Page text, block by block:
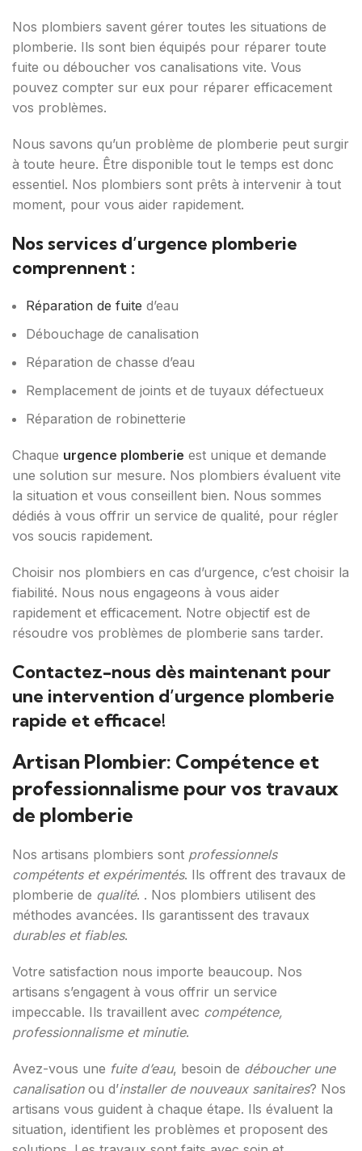
Nos plombiers savent gérer toutes les situations de
plomberie. Ils sont bien équipés pour réparer toute
fuite ou déboucher vos canalisations vite. Vous
pouvez compter sur eux pour réparer efficacement
vos problèmes.
Nous savons qu’un problème de plomberie peut surgir
à toute heure. Être disponible tout le temps est donc
essentiel. Nos plombiers sont prêts à intervenir à tout
moment, pour vous aider rapidement.
Nos services d’urgence plomberie
comprennent :
Réparation de fuite d’eau
Débouchage de canalisation
Réparation de chasse d’eau
Remplacement de joints et de tuyaux défectueux
Réparation de robinetterie
Chaque urgence plomberie est unique et demande
une solution sur mesure. Nos plombiers évaluent vite
la situation et vous conseillent bien. Nous sommes
dédiés à vous offrir un service de qualité, pour régler
vos soucis rapidement.
Choisir nos plombiers en cas d’urgence, c’est choisir la
fiabilité. Nous nous engageons à vous aider
rapidement et efficacement. Notre objectif est de
résoudre vos problèmes de plomberie sans tarder.
Contactez-nous dès maintenant pour
une intervention d’urgence plomberie
rapide et efficace!
Artisan Plombier: Compétence et
professionnalisme pour vos travaux
de plomberie
Nos artisans plombiers sont professionnels
compétents et expérimentés. Ils offrent des travaux de
plomberie de qualité. . Nos plombiers utilisent des
méthodes avancées. Ils garantissent des travaux
durables et fiables.
Votre satisfaction nous importe beaucoup. Nos
artisans s’engagent à vous offrir un service
impeccable. Ils travaillent avec compétence,
professionnalisme et minutie.
Avez-vous une fuite d’eau, besoin de déboucher une
canalisationou d’installer de nouveaux sanitaires? Nos
artisans vous guident à chaque étape. Ils évaluent la
situation, identifient les problèmes et proposent des